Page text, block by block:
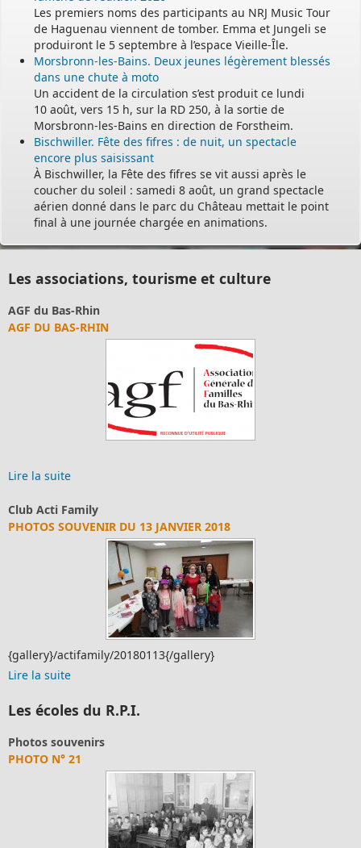
Les premiers noms des participants au NRJ Music Tour
de Haguenau viennent de tomber. Emma et Jungeli se
produiront le 5 septembre à l’espace Vieille-Île.
Morsbronn-les-Bains. Deux jeunes légèrement blessés
dans une chute à moto
Un accident de la circulation s’est produit ce lundi
10 août, vers 15 h, sur la RD 250, à la sortie de
Morsbronn-les-Bains en direction de Forstheim.
Bischwiller. Fête des fifres : de nuit, un spectacle
encore plus saisissant
À Bischwiller, la Fête des fifres se vit aussi après le
coucher du soleil : samedi 8 août, un grand spectacle
aérien donné dans le parc du Château mettait le point
final à une journée chargée en animations.
Les associations, tourisme et culture
AGF du Bas-Rhin
AGF DU BAS-RHIN
Lire la suite
Club Acti Family
PHOTOS SOUVENIR DU 13 JANVIER 2018
{gallery}/actifamily/20180113{/gallery}
Lire la suite
Les écoles du R.P.I.
Photos souvenirs
PHOTO N° 21